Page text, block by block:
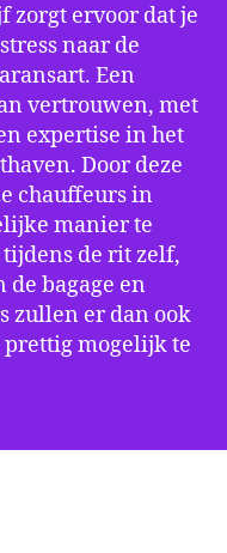
zorgt ervoor dat je
naar de
Een
vertrouwen, met
expertise in het
Door deze
chauffeurs in
manier te
de rit zelf,
bagage en
zullen er dan ook
prettig mogelijk te